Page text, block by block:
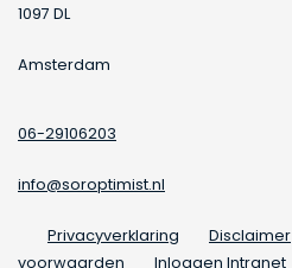
1097 DL
Amsterdam
06-29106203
info@soroptimist.nl
Privacyverklaring Disclaimer
voorwaarden
Inloggen Intranet